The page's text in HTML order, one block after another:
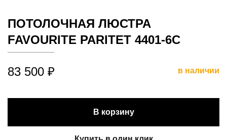
ПОТОЛОЧНАЯ ЛЮСТРА
FAVOURITE PARITET 4401-6C
83 500 ₽ в наличии
В корзину